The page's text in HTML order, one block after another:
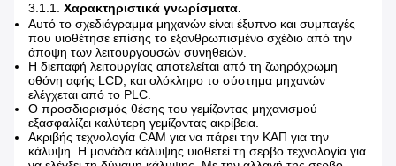
3.1.1. Χαρακτηριστικά γνωρίσματα.
Αυτό το σχεδιάγραμμα μηχανών είναι έξυπνο και συμπαγές
που υιοθέτησε επίσης το εξανθρωπισμένο σχέδιο από την
άποψη των λειτουργουσών συνηθειών.
Η διεπαφή λειτουργίας αποτελείται από τη ζωηρόχρωμη
οθόνη αφής LCD, και ολόκληρο το σύστημα μηχανών
ελέγχεται από το PLC.
Ο προσδιορισμός θέσης του γεμίζοντας μηχανισμού
εξασφαλίζει καλύτερη γεμίζοντας ακρίβεια.
Ακριβής τεχνολογία CAM για να πάρει την ΚΑΠ για την
κάλυψη. Η μονάδα κάλυψης υιοθετεί τη σερβο τεχνολογία για